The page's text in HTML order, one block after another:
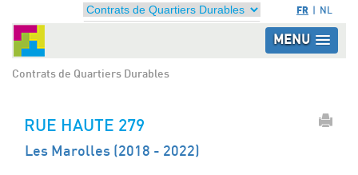
FR NL
MENU
Contrats de Quartiers Durables
RUE HAUTE 279
Les Marolles (2018 - 2022)